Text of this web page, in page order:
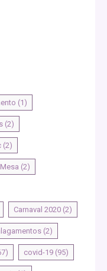
(1)
(2)
(2)
(2)
Carnaval 2020 (2)
(2)
covid-19 (95)